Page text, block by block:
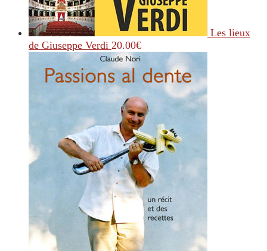
Les lieux
de Giuseppe Verdi 20.00€